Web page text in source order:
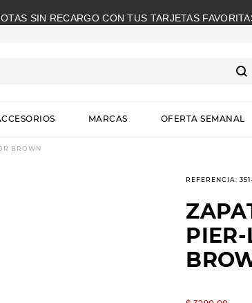
SIN RECARGO CON TUS TARJETAS
MARCAS OFERTA SEMANAL
BROWN
REFERENCIA: